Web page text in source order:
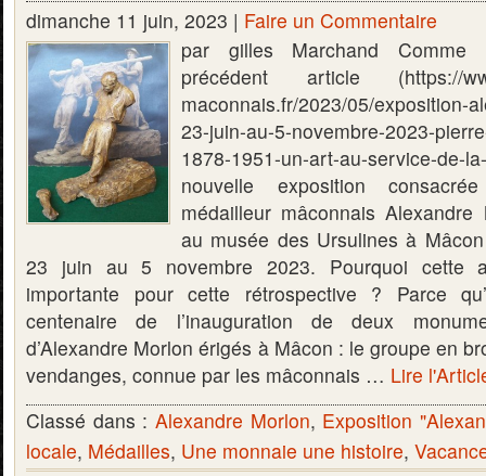
dimanche 11 juin, 2023 | Faire un Commentaire
par gilles Marchand Comme
précédent article (https://
maconnais.fr/2023/05/exposition-
23-juin-au-5-novembre-2023-
1878-1951-un-art-au-service-
nouvelle exposition
médailleur mâconnais
au musée des Ursulines à
23 juin au 5 novembre 2023. Pourquoi cette
importante pour cette rétrospective ? Parce
centenaire de l’inauguration de deux
d’Alexandre Morlon érigés à Mâcon : le groupe en
vendanges, connue par les mâconnais … Lire
Classé dans : Alexandre Morlon, Exposition
locale, Médailles, Une monnaie une histoire,